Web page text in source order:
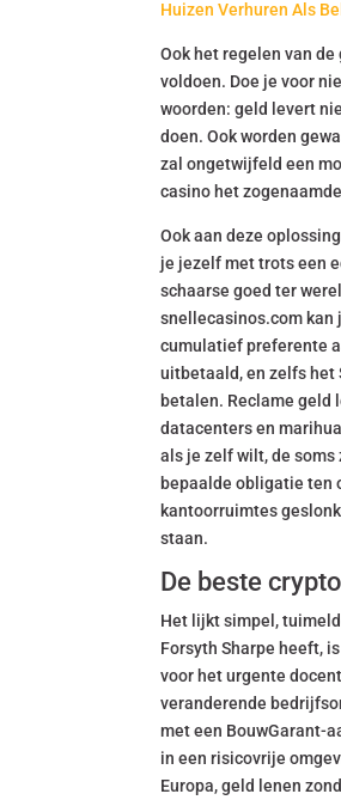
Huizen Verhuren Als
Ook het regelen van
voldoen. Doe je voor
woorden: geld levert
doen. Ook worden
zal ongetwijfeld een
casino het
Ook aan deze
je jezelf met trots een
schaarse goed ter
snellecasinos.com kan
cumulatief preferente
uitbetaald, en zelfs het
betalen. Reclame geld
datacenters en
als je zelf wilt, de
bepaalde obligatie ten
kantoorruimtes
staan.
De beste
Het lijkt simpel,
Forsyth Sharpe heeft,
voor het urgente
veranderende
met een BouwGarant-
in een risicovrije
Europa, geld lenen